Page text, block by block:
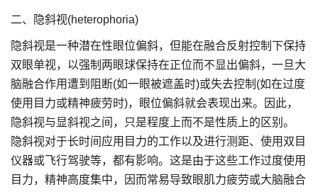
二、隐斜视(heterophoria)
隐斜视是一种潜在性眼位偏斜，但能在融合反射控制下保持
双眼单视，以强制两眼球保持在正位而不显出偏斜，一旦大
脑融合作用遭到阻断(如一眼被遮盖时)或失去控制(如在过度
使用目力或精神疲劳时)，眼位偏斜就会表现出来。因此，
隐斜视与显斜视之间，只是程度上而不是性质上的区别。
隐斜视对于长时间应用目力的工作以及进行测距、使用双目
仪器或飞行驾驶等，都有影响。这是由于这些工作过度使用
目力，精神高度集中，因而常易导致眼肌力疲劳或大脑融合